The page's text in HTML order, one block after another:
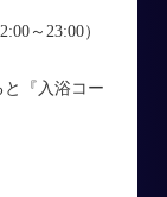
～23:00）
『入浴コー